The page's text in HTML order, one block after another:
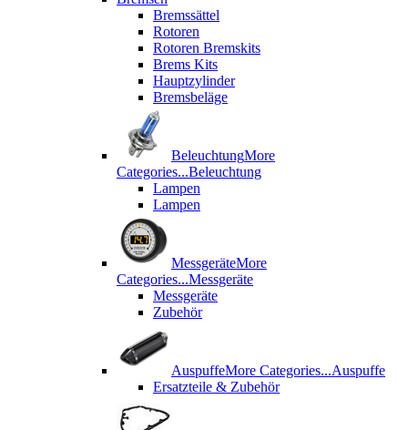
Bremssättel
Rotoren
Rotoren Bremskits
Brems Kits
Hauptzylinder
Bremsbeläge
BeleuchtungMore
Categories...Beleuchtung
Lampen
Lampen
MessgeräteMore
Categories...Messgeräte
Messgeräte
Zubehör
AuspuffeMore Categories...Auspuffe
Ersatzteile & Zubehör